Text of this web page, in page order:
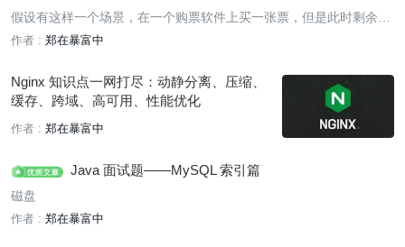
假设有这样一个场景，在一个购票软件上买一张票，但是此时剩余票
数只有一张或几张，这个时候有几十个人都在同时使用这个软件购
的票，如果有，那么就进行购买并扣减库存数，否则就会提示票数不
足
作者 : 郑在暴富中
Nginx 知识点一网打尽：动静分离、压缩、
缓存、跨域、高可用、性能优化
作者 : 郑在暴富中
Java 面试题——MySQL 索引篇
磁盘
作者 : 郑在暴富中